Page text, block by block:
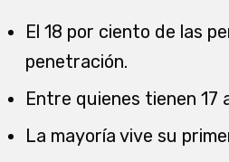
El 18 por ciento de las
penetración.
Entre quienes tienen 17
La mayoría vive su